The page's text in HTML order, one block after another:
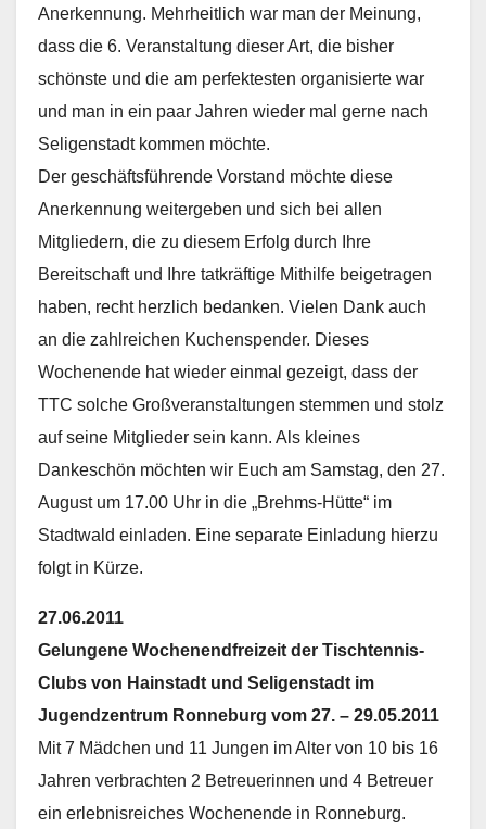
Anerkennung. Mehrheitlich war man der Meinung,
dass die 6. Veranstaltung dieser Art, die bisher
schönste und die am perfektesten organisierte war
und man in ein paar Jahren wieder mal gerne nach
Seligenstadt kommen möchte.
Der geschäftsführende Vorstand möchte diese
Anerkennung weitergeben und sich bei allen
Mitgliedern, die zu diesem Erfolg durch Ihre
Bereitschaft und Ihre tatkräftige Mithilfe beigetragen
haben, recht herzlich bedanken. Vielen Dank auch
an die zahlreichen Kuchenspender. Dieses
Wochenende hat wieder einmal gezeigt, dass der
TTC solche Großveranstaltungen stemmen und stolz
auf seine Mitglieder sein kann. Als kleines
Dankeschön möchten wir Euch am Samstag, den 27.
August um 17.00 Uhr in die „Brehms-Hütte“ im
Stadtwald einladen. Eine separate Einladung hierzu
folgt in Kürze.
27.06.2011
Gelungene Wochenendfreizeit der Tischtennis-
Clubs von Hainstadt und Seligenstadt im
Jugendzentrum Ronneburg vom 27. – 29.05.2011
Mit 7 Mädchen und 11 Jungen im Alter von 10 bis 16
Jahren verbrachten 2 Betreuerinnen und 4 Betreuer
ein erlebnisreiches Wochenende in Ronneburg.